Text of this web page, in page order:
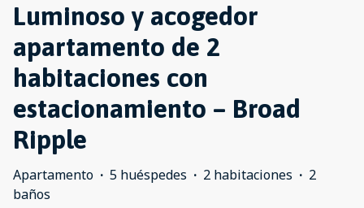
Luminoso y acogedor
apartamento de 2
habitaciones con
estacionamiento – Broad
Ripple
Apartamento · 5 huéspedes · 2 habitaciones · 2
baños